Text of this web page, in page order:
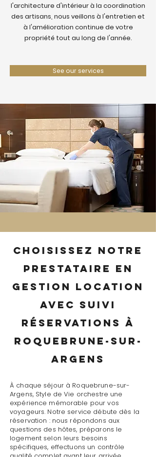
l'architecture d'intérieur à la coordination
des artisans, nous veillons à l'entretien et
à l'amélioration continue de votre
propriété tout au long de l'année.
See our services
Choisissez notre
prestataire en
gestion location
avec suivi
réservations à
Roquebrune-sur-
Argens
À chaque séjour à Roquebrune-sur-
Argens, Style de Vie orchestre une
expérience mémorable pour vos
voyageurs. Notre service débute dès la
réservation : nous répondons aux
questions des hôtes, préparons le
logement selon leurs besoins
spécifiques, effectuons un contrôle